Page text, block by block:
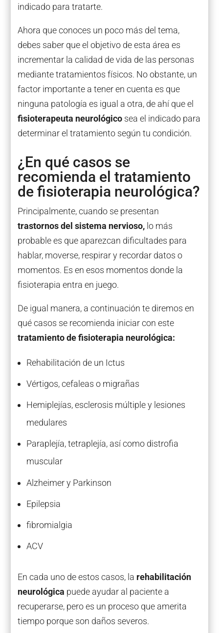
indicado para tratarte.
Ahora que conoces un poco más del tema,
debes saber que el objetivo de esta área es
incrementar la calidad de vida de las personas
mediante tratamientos físicos. No obstante, un
factor importante a tener en cuenta es que
ninguna patología es igual a otra, de ahí que el
fisioterapeuta neurológicosea el indicado para
determinar el tratamiento según tu condición.
¿En qué casos se
recomienda el tratamiento
de fisioterapia neurológica?
Principalmente, cuando se presentan
trastornos del sistema nervioso,lo más
probable es que aparezcan dificultades para
hablar, moverse, respirar y recordar datos o
momentos. Es en esos momentos donde la
fisioterapia entra en juego.
De igual manera, a continuación te diremos en
qué casos se recomienda iniciar con este
tratamiento de fisioterapia neurológica:
Rehabilitación de un Ictus
Vértigos, cefaleas o migrañas
Hemiplejías, esclerosis múltiple y lesiones
medulares
Paraplejía, tetraplejía, así como distrofia
muscular
Alzheimer y Parkinson
Epilepsia
fibromialgia
ACV
En cada uno de estos casos, la rehabilitación
neurológica puede ayudar al paciente a
recuperarse, pero es un proceso que amerita
tiempo porque son daños severos.